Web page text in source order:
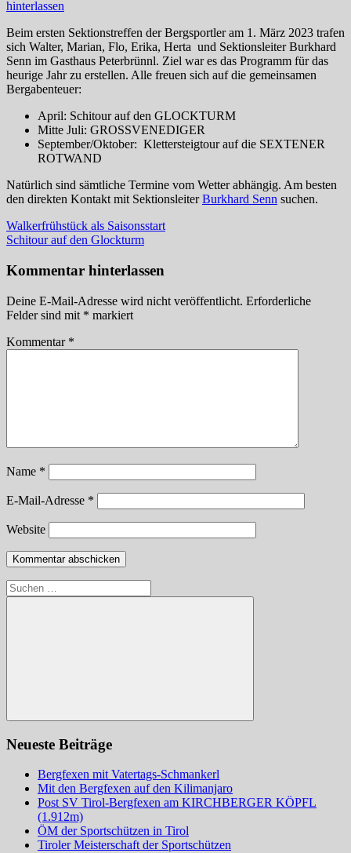
hinterlassen
Beim ersten Sektionstreffen der Bergsportler am 1. März 2023 trafen
sich Walter, Marian, Flo, Erika, Herta und Sektionsleiter Burkhard
Senn im Gasthaus Peterbrünnl. Ziel war es das Programm für das
heurige Jahr zu erstellen. Alle freuen sich auf die gemeinsamen
Bergabenteuer:
April: Schitour auf den GLOCKTURM
Mitte Juli: GROSSVENEDIGER
September/Oktober: Klettersteigtour auf die SEXTENER
ROTWAND
Natürlich sind sämtliche Termine vom Wetter abhängig. Am besten
den direkten Kontakt mit SektionsleiterBurkhard Senn suchen.
Beitragsnavigation
Vorheriger
Beitrag:
Walkerfrühstück als Saisonsstart
Nächster
Schitour auf den Glockturm
Kommentar hinterlassen
Deine E-Mail-Adresse wird nicht veröffentlicht. Erforderliche
Felder sind mit * markiert
Kommentar *
Name *
E-Mail-Adresse *
Website
Suchen
nach:
Suchen
Neueste Beiträge
Bergfexen mit Vatertags-Schmankerl
Mit den Bergfexen auf den Kilimanjaro
Post SV Tirol-Bergfexen am KIRCHBERGER KÖPFL
(1.912m)
ÖM der Sportschützen in Tirol
Tiroler Meisterschaft der Sportschützen